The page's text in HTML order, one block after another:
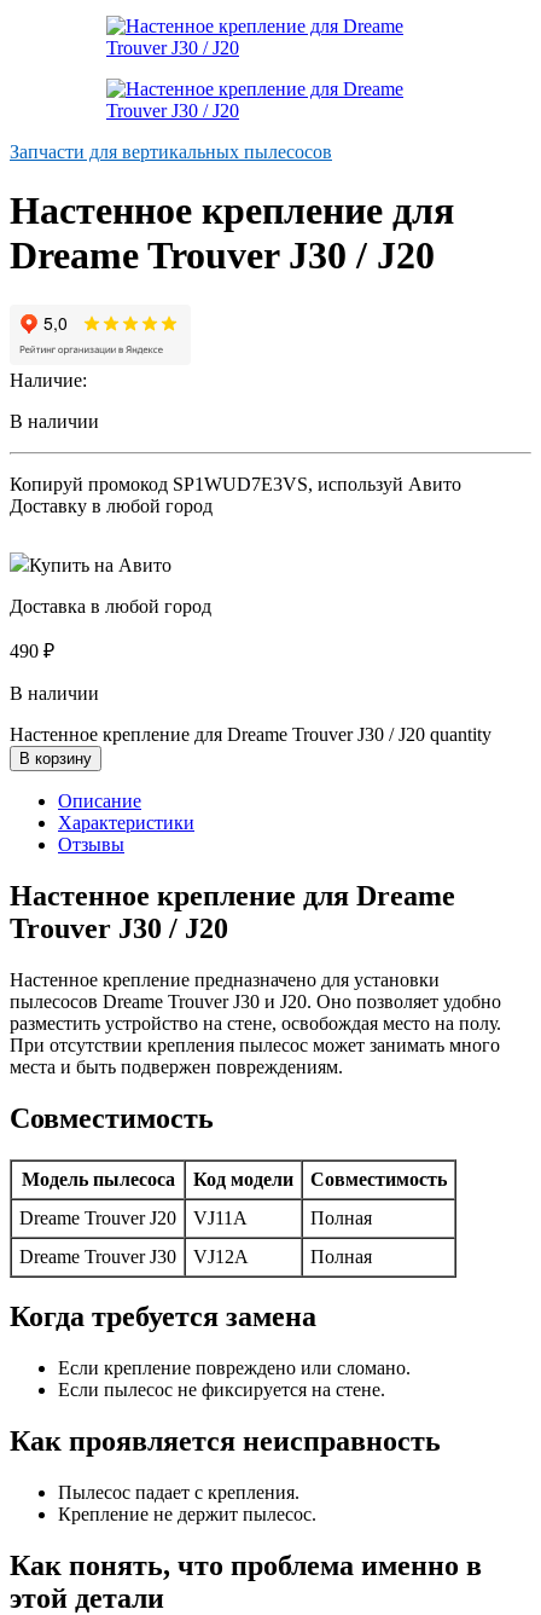
Запчасти для вертикальных пылесосов
Настенное крепление для
Dreame Trouver J30 / J20
Наличие:
В наличии
Копируй промокод SP1WUD7E3VS, используй Авито
Доставку в любой город
Купить на Авито
Доставка в любой город
490 ₽
В наличии
Настенное крепление для Dreame Trouver J30 / J20 quantity
В корзину
Описание
Характеристики
Отзывы
Настенное крепление для Dreame
Trouver J30 / J20
Настенное крепление предназначено для установки
пылесосов Dreame Trouver J30 и J20. Оно позволяет удобно
разместить устройство на стене, освобождая место на полу.
При отсутствии крепления пылесос может занимать много
места и быть подвержен повреждениям.
Совместимость
Модель пылесоса Код модели
Совместимость
Dreame Trouver J20
VJ11A
Полная
Dreame Trouver J30
VJ12A Полная
Когда требуется замена
Если крепление повреждено или сломано.
Если пылесос не фиксируется на стене.
Как проявляется неисправность
Пылесос падает с крепления.
Крепление не держит пылесос.
Как понять, что проблема именно в
этой детали